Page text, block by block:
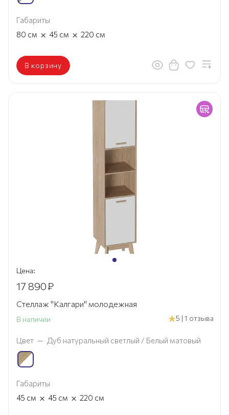
Габариты
80 см × 45 см × 220 см
В корзину
Цена:
17 890₽
Стеллаж "Калгари" молодежная
В наличии 5 | 1 отзыва
Цвет — Дуб натуральный светлый / Белый матовый
Габариты
45 см × 45 см × 220 см